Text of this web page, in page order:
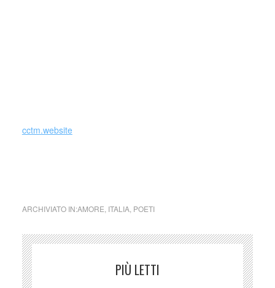
cctm.website
ARCHIVIATO IN:AMORE ITALIA, POETI
PIÙ LETTI